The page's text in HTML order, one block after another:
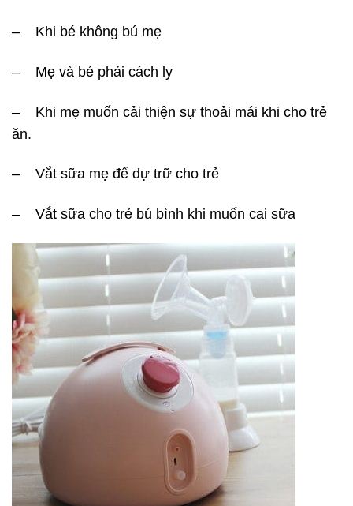
– Khi bé không bú mẹ
– Mẹ và bé phải cách ly
– Khi mẹ muốn cải thiện sự thoải mái khi cho trẻ
ăn.
– Vắt sữa mẹ để dự trữ cho trẻ
– Vắt sữa cho trẻ bú bình khi muốn cai sữa